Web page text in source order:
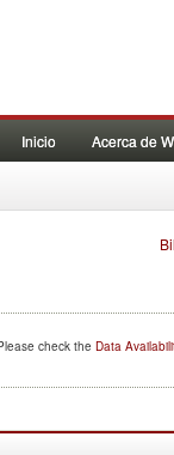
Inicio Acerca de
check the Data